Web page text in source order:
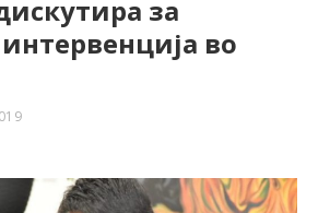
за
во